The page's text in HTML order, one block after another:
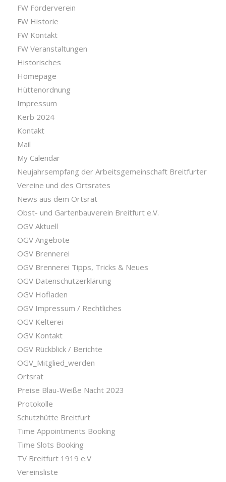
FW Förderverein
FW Historie
FW Kontakt
FW Veranstaltungen
Historisches
Homepage
Hüttenordnung
Impressum
Kerb 2024
Kontakt
Mail
My Calendar
Neujahrsempfang der Arbeitsgemeinschaft Breitfurter
Vereine und des Ortsrates
News aus dem Ortsrat
Obst- und Gartenbauverein Breitfurt e.V.
OGV Aktuell
OGV Angebote
OGV Brennerei
OGV Brennerei Tipps, Tricks & Neues
OGV Datenschutzerklärung
OGV Hofladen
OGV Impressum / Rechtliches
OGV Kelterei
OGV Kontakt
OGV Rückblick / Berichte
OGV_Mitglied_werden
Ortsrat
Preise Blau-Weiße Nacht 2023
Protokolle
Schutzhütte Breitfurt
Time Appointments Booking
Time Slots Booking
TV Breitfurt 1919 e.V
Vereinsliste